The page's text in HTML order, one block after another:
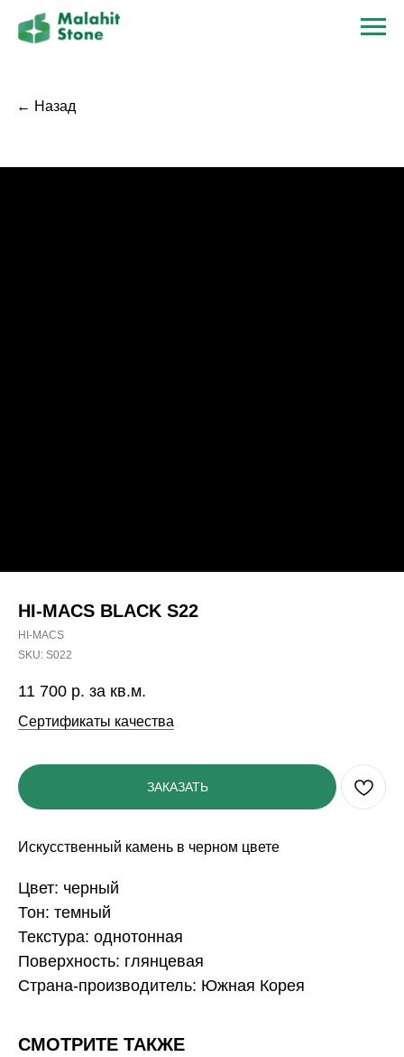
← Назад
HI-MACS BLACK S22
HI-MACS
SKU: S022
11 700 р. за кв.м.
Сертификаты качества
ЗАКАЗАТЬ
Искусственный камень в черном цвете
Цвет: черный
Тон: темный
Текстура: однотонная
Поверхность: глянцевая
Страна-производитель: Южная Корея
СМОТРИТЕ ТАКЖЕ